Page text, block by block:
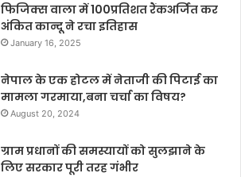
फिजिक्स वाला में 100प्रतिशत रैंकअर्जित कर
अंकित कान्दू ने रचा इतिहास
January 16, 2025
नेपाल के एक होटल में नेताजी की पिटाई का
मामला गरमाया,बना चर्चा का विषय?
August 20, 2024
ग्राम प्रधानों की समस्यायों को सुलझाने के
लिए सरकार पूरी तरह गंभीर